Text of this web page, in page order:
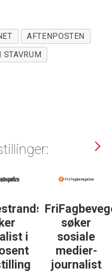
AFTENPOSTEN
STAVRUM
i
søker
sosiale
medier-
journalist